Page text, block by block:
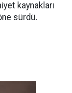
kaynakları
sürdü.